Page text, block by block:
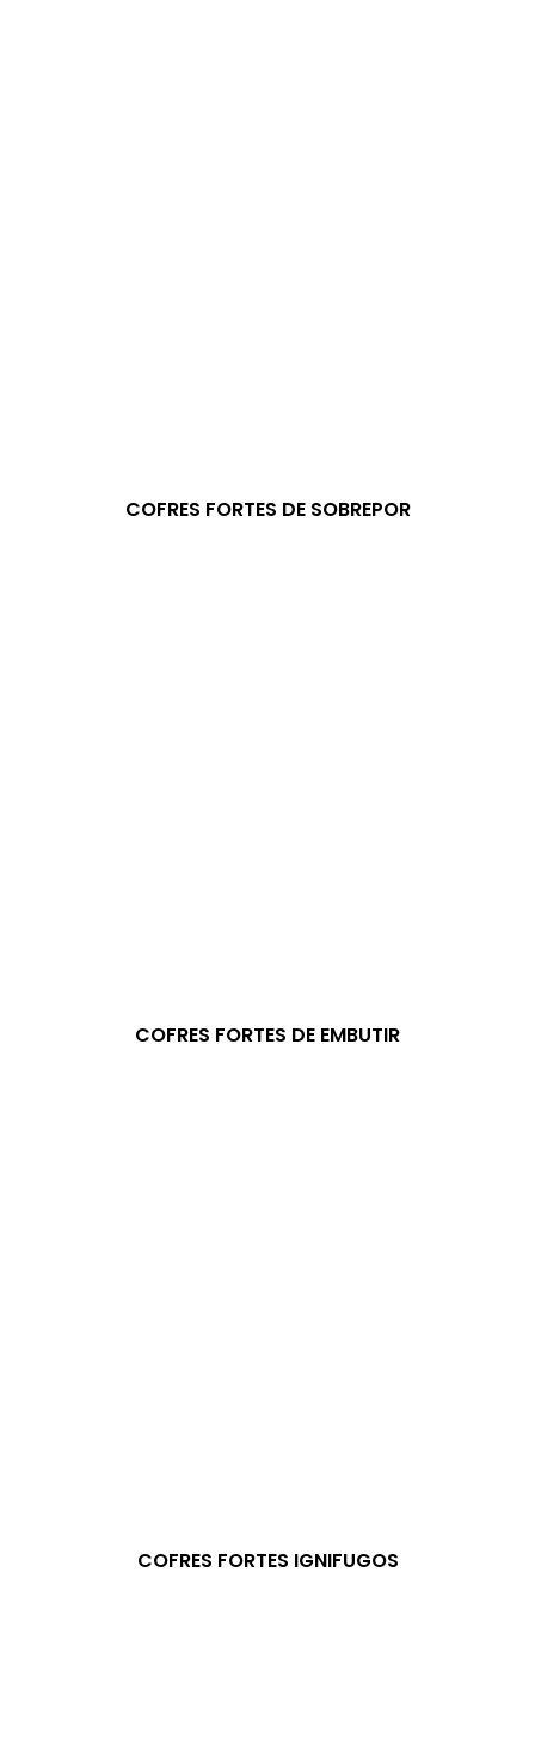
COFRES FORTES DE SOBREPOR
COFRES FORTES DE EMBUTIR
COFRES FORTES IGNIFUGOS